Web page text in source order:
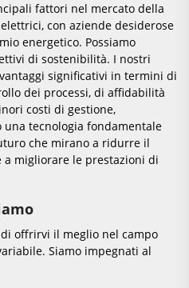
fattori nel mercato della
con aziende desiderose
energetico. Possiamo
di sostenibilità. I nostri
significativi in termini di
dei processi, di affidabilità
costi di gestione,
tecnologia fondamentale
che mirano a ridurre il
migliorare le prestazioni di
offrirvi il meglio nel campo
Siamo impegnati al